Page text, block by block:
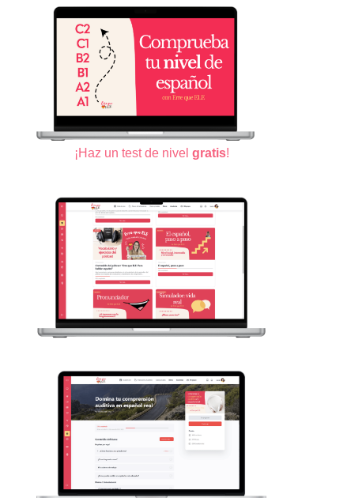
¡Haz un test de nivel gratis!